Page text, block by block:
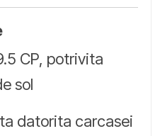
CP, potrivita
sol
datorita carcasei